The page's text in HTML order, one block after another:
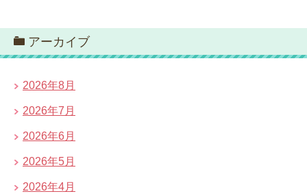
アーカイブ
2026年8月
2026年7月
2026年6月
2026年5月
2026年4月